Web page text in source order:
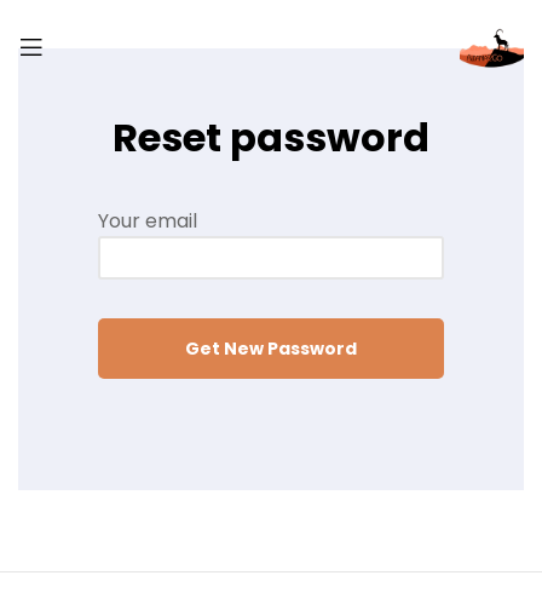
Reset password
Your email
Get New Password